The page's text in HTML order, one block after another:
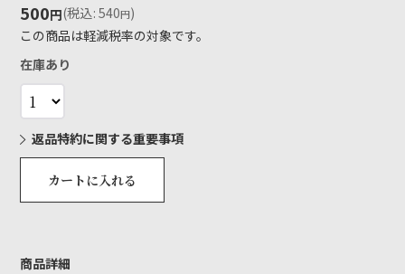
500円(税込: 540円)
この商品は軽減税率の対象です。
在庫あり
返品特約に関する重要事項
カートに入れる
商品詳細